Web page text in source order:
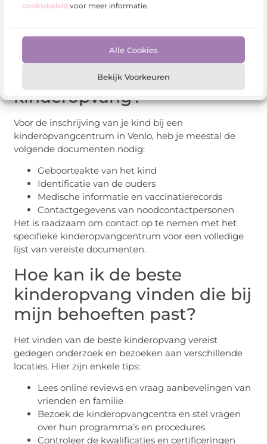
cookiebeleid voor meer informatie.
Alle Cookies
Bekijk Voorkeuren
Welke documenten zijn
nodig om mijn kind in te
schrijven voor
kinderopvang?
Voor de inschrijving van je kind bij een
kinderopvangcentrum in Venlo, heb je meestal de
volgende documenten nodig:
Geboorteakte van het kind
Identificatie van de ouders
Medische informatie en vaccinatierecords
Contactgegevens van noodcontactpersonen
Het is raadzaam om contact op te nemen met het
specifieke kinderopvangcentrum voor een volledige
lijst van vereiste documenten.
Hoe kan ik de beste
kinderopvang vinden die bij
mijn behoeften past?
Het vinden van de beste kinderopvang vereist
gedegen onderzoek en bezoeken aan verschillende
locaties. Hier zijn enkele tips:
Lees online reviews en vraag aanbevelingen van
vrienden en familie
Bezoek de kinderopvangcentra en stel vragen
over hun programma’s en procedures
Controleer de kwalificaties en certificeringen